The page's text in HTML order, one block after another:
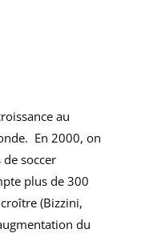
au
En 2000, on
soccer
plus de 300
(Bizzini,
du